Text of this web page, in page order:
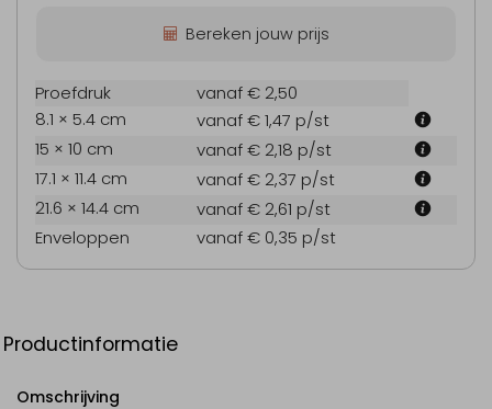
Bereken jouw prijs
Proefdruk
vanaf € 2,50
8.1 × 5.4 cm
vanaf € 1,47 p/st
15 × 10 cm
vanaf € 2,18 p/st
17.1 × 11.4 cm
vanaf € 2,37 p/st
21.6 × 14.4 cm
vanaf € 2,61 p/st
Enveloppen
vanaf € 0,35 p/st
Productinformatie
Omschrijving